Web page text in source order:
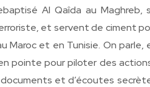
Al Qaîda au
et servent de ciment
Maroc et en Tunisie. On
pointe pour piloter des
et d’écoutes